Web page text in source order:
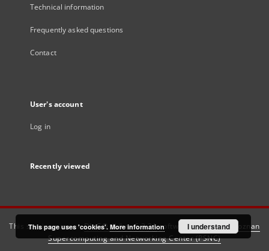
Technical information
Frequently asked questions
Contact
User's account
Log in
Recently viewed
This service runs onDInGO dLibra 6.3.21software created by
Poznan
Supercomputing and Networking Center (PSNC)
This page uses 'cookies'. More information I understand